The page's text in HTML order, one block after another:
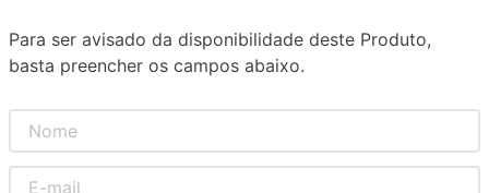
Para ser avisado da disponibilidade deste Produto,
basta preencher os campos abaixo.